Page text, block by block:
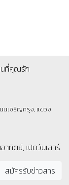
นที่คุณรัก
นเจริญกรุง, แขวง
ทิตย์, เปิดวันเสาร์